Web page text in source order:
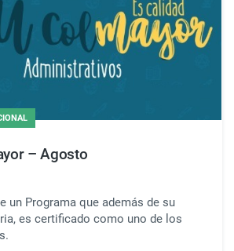
– Agosto
un Programa que además de su
es certificado como uno de los